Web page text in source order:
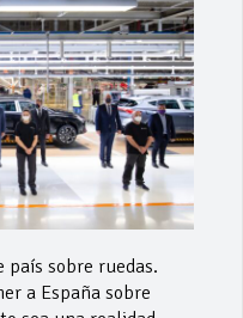
país sobre ruedas.
a España sobre